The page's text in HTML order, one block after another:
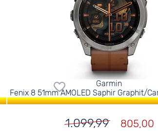
Garmin
Fenix 8 51mm AMOLED Saphir Graphit/
1.099,99 805,00